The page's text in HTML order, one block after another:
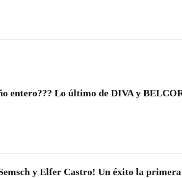
entero??? Lo último de DIVA y
y Elfer Castro! Un éxito la